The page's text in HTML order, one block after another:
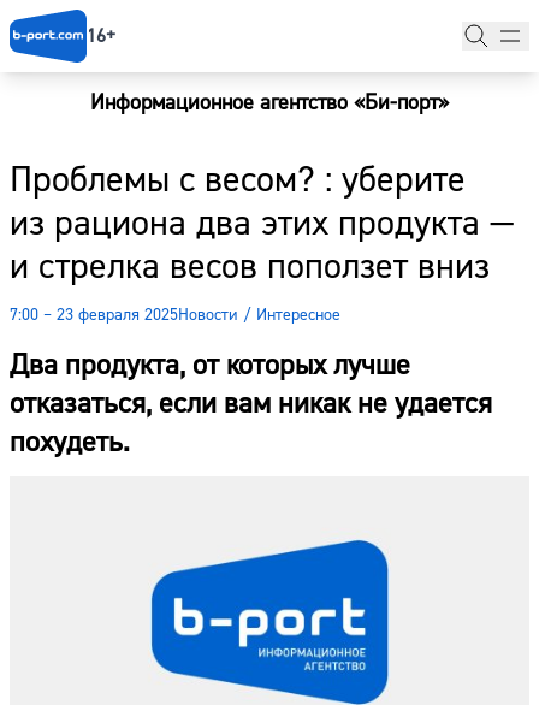
16+
Информационное агентство «Би-порт»
Проблемы с весом? : уберите
из рациона два этих продукта —
и стрелка весов поползет вниз
7:00 – 23 февраля 2025Новости / Интересное
Два продукта, от которых лучше
отказаться, если вам никак не удается
похудеть.
Новости
Наши гости
Фоторепортажи
Погода
Курсы валют